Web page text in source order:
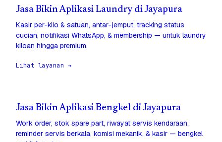
Jasa Bikin Aplikasi Laundry di Jayapura
Kasir per-kilo & satuan, antar-jemput, tracking status
cucian, notifikasi WhatsApp, & membership — untuk laundry
kiloan hingga premium.
Lihat layanan →
Jasa Bikin Aplikasi Bengkel di Jayapura
Work order, stok spare part, riwayat servis kendaraan,
reminder servis berkala, komisi mekanik, & kasir — bengkel